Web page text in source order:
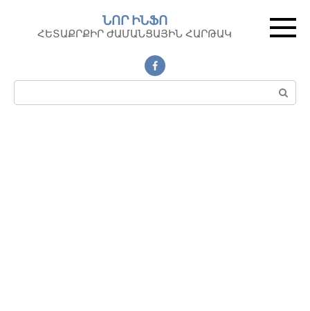
контенту
ՆՈՐ ԻՆՖՈ
ՀԵՏԱՔՐՔԻՐ ԺԱՄԱՆՑԱՅԻՆ ՀԱՐԹԱԿ
Поиск: